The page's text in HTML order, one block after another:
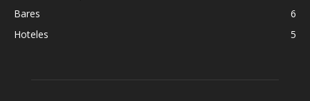
Bares
6
Hoteles
5